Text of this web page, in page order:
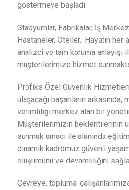
göstermeye başladı.
Stadyumlar, Fabrikalar, İş
Hastaneler, Oteller.. Hayatın her
analizci ve tam koruma anlayışı
müşterilerimize hizmet
Profiks Özel Güvenlik Hizmetleri
ulaşacağı başarıların arkasında;
verimliliği merkez alan bir
Müşterilerimizin beklentilerinin
sunmak amacı ile alanında
dinamik kadromuz güvenli yaşam
oluşumunu ve devamlılığını
Çevreye, topluma,